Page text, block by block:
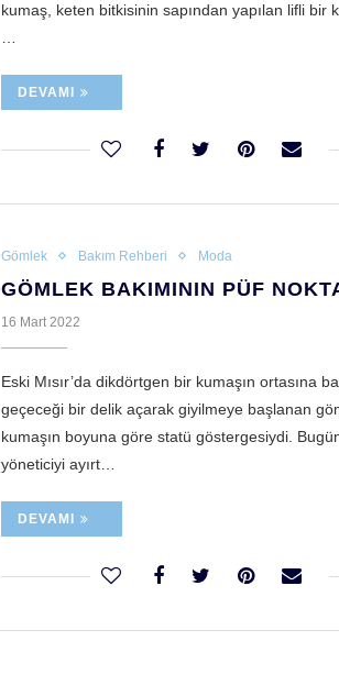
kumaş, keten bitkisinin sapından yapılan lifli bir
…
DEVAMI
Gömlek Bakım Rehberi Moda
GÖMLEK BAKIMININ PÜF
16 Mart 2022
Eski Mısır’da dikdörtgen bir kumaşın ortasına
geçeceği bir delik açarak giyilmeye başlanan
kumaşın boyuna göre statü göstergesiydi.
yöneticiyi ayırt…
DEVAMI